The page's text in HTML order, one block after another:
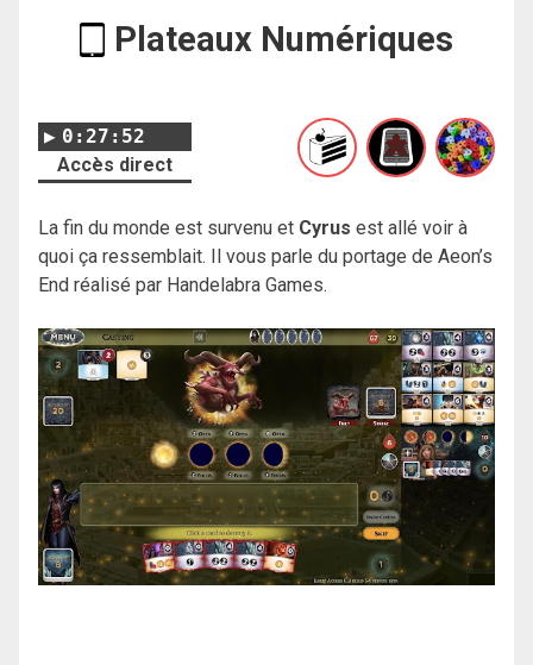
Plateaux Numériques
0:27:52
Accès direct
La fin du monde est survenu et Cyrus est allé voir à
quoi ça ressemblait. Il vous parle du portage de Aeon’s
End réalisé par Handelabra Games.